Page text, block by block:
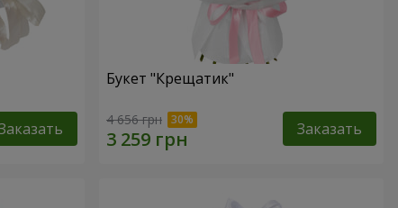
Букет "Крещатик"
4 656 грн Заказать